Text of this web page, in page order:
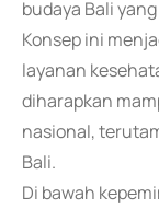
budaya Bali
Konsep ini
layanan
diharapkan
nasional,
Bali.
Di bawah